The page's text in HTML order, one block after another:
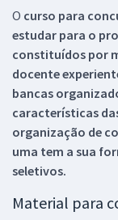
O curso para
estudar para o
constituídos por
docente
bancas
características
organização de
uma tem a sua
seletivos.
Material para